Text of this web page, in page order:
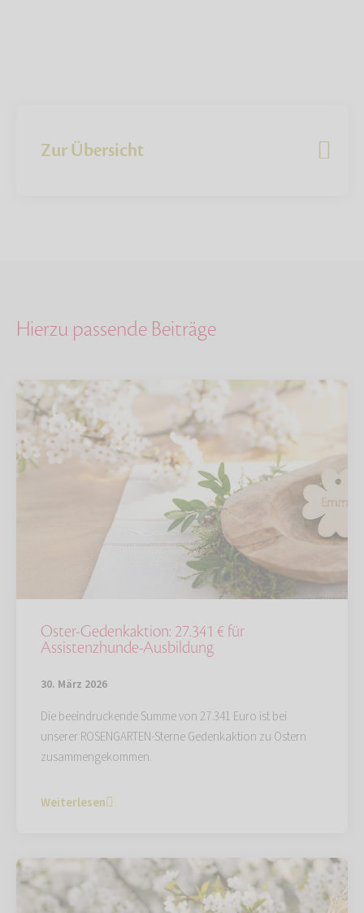
Zur Übersicht
Hierzu passende Beiträge
Oster-Gedenkaktion: 27.341 € für
Assistenzhunde-Ausbildung
30. März 2026
Die beeindruckende Summe von 27.341 Euro ist bei
unserer ROSENGARTEN-Sterne Gedenkaktion zu Ostern
zusammengekommen.
Weiterlesen